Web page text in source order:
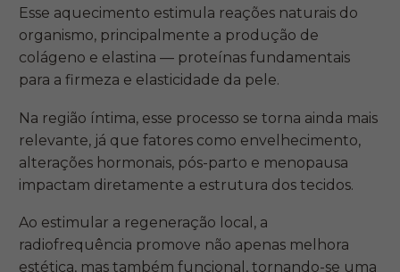
Esse aquecimento estimula reações naturais do
organismo, principalmente a produção de
colágeno e elastina — proteínas fundamentais
para a firmeza e elasticidade da pele.
Na região íntima, esse processo se torna ainda mais
relevante, já que fatores como envelhecimento,
alterações hormonais, pós-parto e menopausa
impactam diretamente a estrutura dos tecidos.
Ao estimular a regeneração local, a
radiofrequência promove não apenas melhora
estética, mas também funcional, tornando-se uma